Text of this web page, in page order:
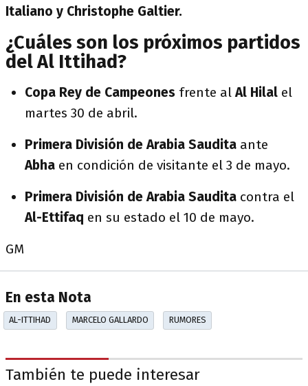
Italiano y Christophe Galtier.
¿Cuáles son los próximos partidos
del Al Ittihad?
Copa Rey de Campeones frente alAl Hilal el
martes 30 de abril.
Primera División de Arabia Saudita ante
Abha en condición de visitante el 3 de mayo.
Primera División de Arabia Saudita contra el
Al-Ettifaq en su estado el 10 de mayo.
GM
En esta Nota
AL-ITTIHAD MARCELO GALLARDO RUMORES
También te puede interesar